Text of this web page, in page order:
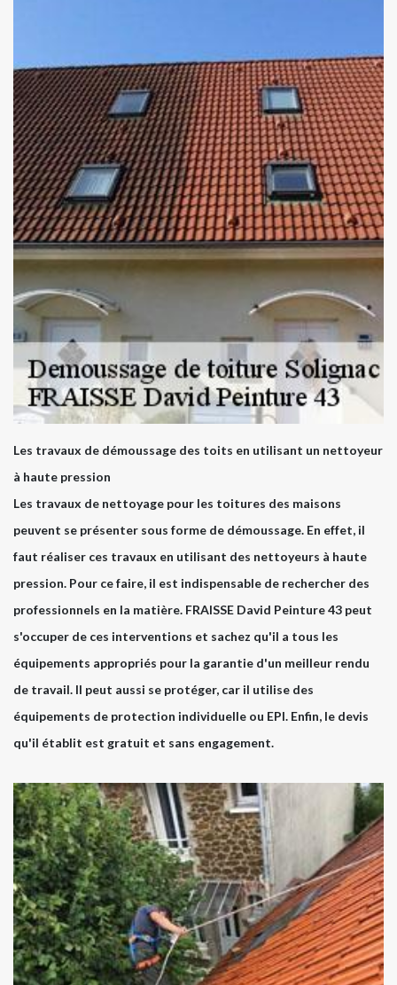
Les travaux de démoussage des toits en utilisant un nettoyeur
à haute pression
Les travaux de nettoyage pour les toitures des maisons
peuvent se présenter sous forme de démoussage. En effet, il
faut réaliser ces travaux en utilisant des nettoyeurs à haute
pression. Pour ce faire, il est indispensable de rechercher des
professionnels en la matière. FRAISSE David Peinture 43 peut
s'occuper de ces interventions et sachez qu'il a tous les
équipements appropriés pour la garantie d'un meilleur rendu
de travail. Il peut aussi se protéger, car il utilise des
équipements de protection individuelle ou EPI. Enfin, le devis
qu'il établit est gratuit et sans engagement.